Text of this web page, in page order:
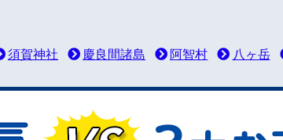
須賀神社 慶良間諸島 阿智村 八ヶ岳